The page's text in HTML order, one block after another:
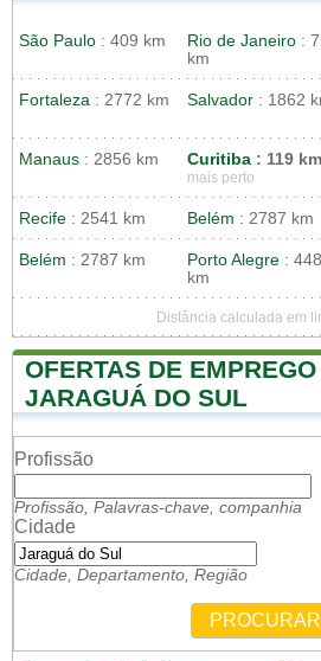
São Paulo : 409 km Rio de Janeiro :
km
Fortaleza : 2772 km Salvador : 1862
Manaus : 2856 km Curitiba : 119 km
mais perto
Recife : 2541 km Belém : 2787 km
Belém : 2787 km Porto Alegre : 448
km
Distância calculada em
OFERTAS DE
JARAGUÁ DO SUL
Profissão
Profissão, Palavras-chave, companhia
Cidade
Cidade, Departamento, Região
PROCURAR